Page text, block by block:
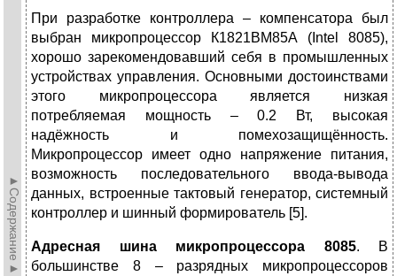
►Содержание►
При разработке контроллера – компенсатора был
выбран микропроцессор К1821ВМ85А (Intel 8085),
хорошо зарекомендовавший себя в промышленных
устройствах управления. Основными достоинствами
этого микропроцессора является низкая
потребляемая мощность – 0.2 Вт, высокая
надёжность и помехозащищённость.
Микропроцессор имеет одно напряжение питания,
возможность последовательного ввода-вывода
данных, встроенные тактовый генератор, системный
контроллер и шинный формирователь [5].
Адресная шина микропроцессора 8085. В
большинстве 8 – разрядных микропроцессоров